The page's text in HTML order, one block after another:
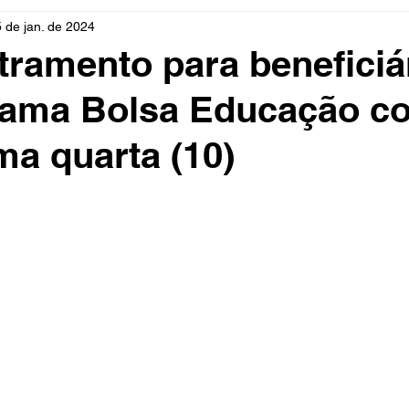
Cidades
Influencer Luto Artista Seleção
Redes Sociais
para
Bolsa Educação
quarta (10)
de jan. de 2024